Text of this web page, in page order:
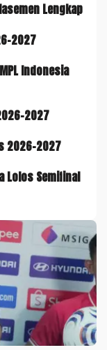
Lengkap
2027
Indonesia
2027
2026-2027
Lolos Semifinal